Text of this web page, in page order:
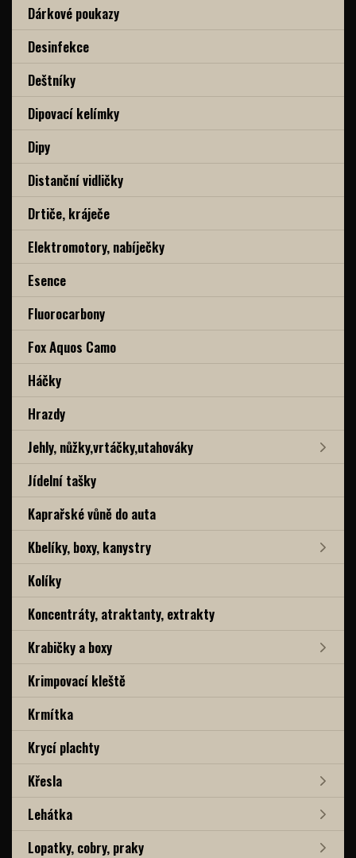
Dárkové poukazy
Desinfekce
Deštníky
Dipovací kelímky
Dipy
Distanční vidličky
Drtiče, kráječe
Elektromotory, nabíječky
Esence
Fluorocarbony
Fox Aquos Camo
Háčky
Hrazdy
Jehly, nůžky,vrtáčky,utahováky
Jídelní tašky
Kaprařské vůně do auta
Kbelíky, boxy, kanystry
Kolíky
Koncentráty, atraktanty, extrakty
Krabičky a boxy
Krimpovací kleště
Krmítka
Krycí plachty
Křesla
Lehátka
Lopatky, cobry, praky